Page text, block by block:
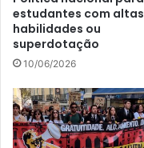
estudantes com altas
habilidades ou
superdotação
10/06/2026